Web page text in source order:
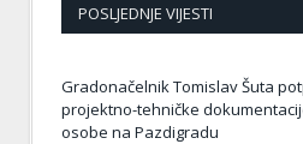
POSLJEDNJE VIJESTI
Gradonačelnik Tomislav Šuta
projektno-tehničke
osobe na Pazdigradu